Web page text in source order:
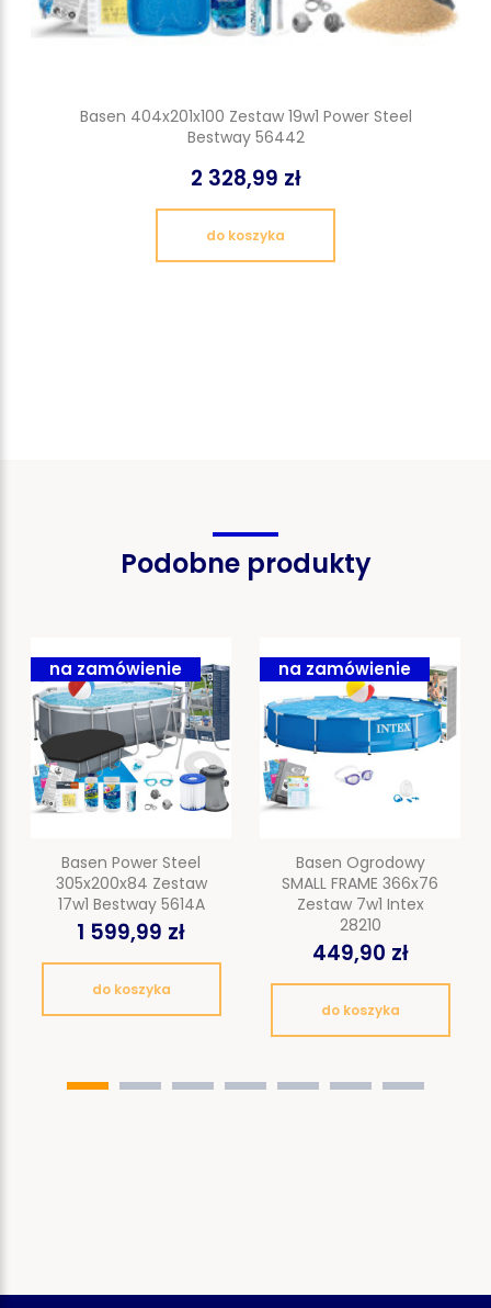
Basen 404x201x100 Zestaw 19w1 Power Steel
Bestway 56442
2 328,99 zł
do koszyka
Podobne produkty
Basen Power Steel
305x200x84 Zestaw
17w1 Bestway 5614A
1 599,99 zł
do koszyka
na zamówienie
Basen Ogrodowy
SMALL FRAME 366x76
Zestaw 7w1 Intex
28210
449,90 zł
do koszyka
na zamówienie